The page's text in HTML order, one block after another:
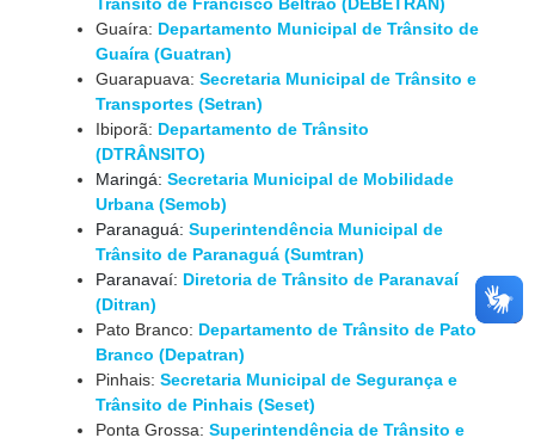
Guaíra: Departamento Municipal de Trânsito de
Guaíra (Guatran)
Guarapuava: Secretaria Municipal de Trânsito e
Transportes (Setran)
Ibiporã: Departamento de Trânsito
(DTRÂNSITO)
Maringá: Secretaria Municipal de Mobilidade
Urbana (Semob)
Paranaguá: Superintendência Municipal de
Trânsito de Paranaguá (Sumtran)
Paranavaí: Diretoria de Trânsito de Paranavaí
(Ditran)
Pato Branco: Departamento de Trânsito de Pato
Branco (Depatran)
Pinhais: Secretaria Municipal de Segurança e
Trânsito de Pinhais (Seset)
Ponta Grossa: Superintendência de Trânsito e